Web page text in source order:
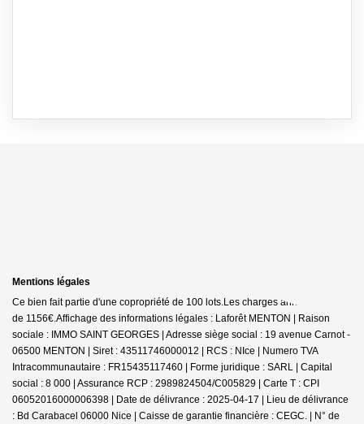
Mentions légales
Ce bien fait partie d'une copropriété de 100 lots.Les charges annuelles sont
de 1156€.Affichage des informations légales : Laforêt MENTON | Raison
sociale : IMMO SAINT GEORGES | Adresse siège social : 19 avenue Carnot -
06500 MENTON | Siret : 43511746000012 | RCS : NIce | Numero TVA
Intracommunautaire : FR15435117460 | Forme juridique : SARL | Capital
social : 8 000 | Assurance RCP : 2989824504/C005829 | Carte T : CPI
06052016000006398 | Date de délivrance : 2025-04-17 | Lieu de délivrance
: Bd Carabacel 06000 Nice | Caisse de garantie financière : CEGC. | N° de